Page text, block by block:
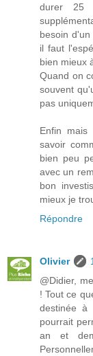
durer 25
besoin
il faut
bien mieux
Quand on
souvent
pas
Enfin mais
savoir
bien peu
avec un
bon
mieux je
Répondre
Olivier
@Didier,
! Tout ce
destinée à
pourrait
an et